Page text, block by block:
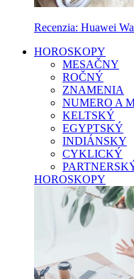
Recenzia: Huawei
HOROSKOPY
MESAČNY
ROČNÝ
ZNAMENIA
NUMERO A
KELTSKÝ
EGYPTSKÝ
INDIÁNSKY
CYKLICKÝ
HOROSKOPY